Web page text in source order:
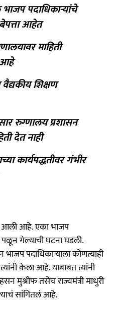
पदाधिकाऱ्यांचे
आहेत
माहिती
शिक्षण
रुग्णालय प्रशासन
देत नाही
कार्यपद्धतीवर गंभीर
आली आहे. एका भाजप
गेल्याची घटना घडली.
पदाधिकाऱ्याला कोणत्याही
केला आहे. याबाबत त्यांनी
मुश्रीफ तसेच राज्यमंत्री माधुरी
सांगितलं आहे.